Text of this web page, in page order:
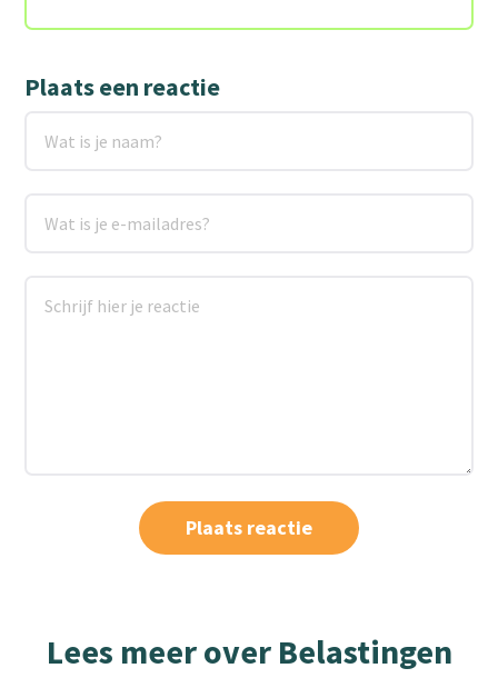
Plaats een reactie
Lees meer over Belastingen